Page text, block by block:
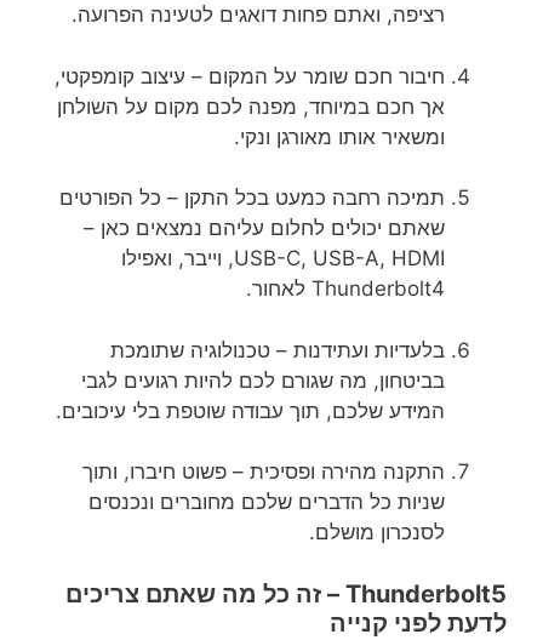
רציפה, ואתם פחות דואגים לטעינה הפרועה.
חיבור חכם שומר על המקום – עיצוב קומפקטי,
אך חכם במיוחד, מפנה לכם מקום על השולחן
ומשאיר אותו מאורגן ונקי.
תמיכה רחבה כמעט בכל התקן – כל הפורטים
שאתם יכולים לחלום עליהם נמצאים כאן –
USB-C, USB-A, HDMI, וייבר, ואפילו
Thunderbolt4 לאחור.
בלעדיות ועתידנות – טכנולוגיה שתומכת
בביטחון, מה שגורם לכם להיות רגועים לגבי
המידע שלכם, תוך עבודה שוטפת בלי עיכובים.
התקנה מהירה ופסיכית – פשוט חיברו, ותוך
שניות כל הדברים שלכם מחוברים ונכנסים
לסנכרון מושלם.
Thunderbolt5 – זה כל מה שאתם צריכים
לדעת לפני קנייה